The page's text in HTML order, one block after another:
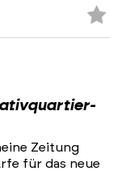
Zeitung
für das neue